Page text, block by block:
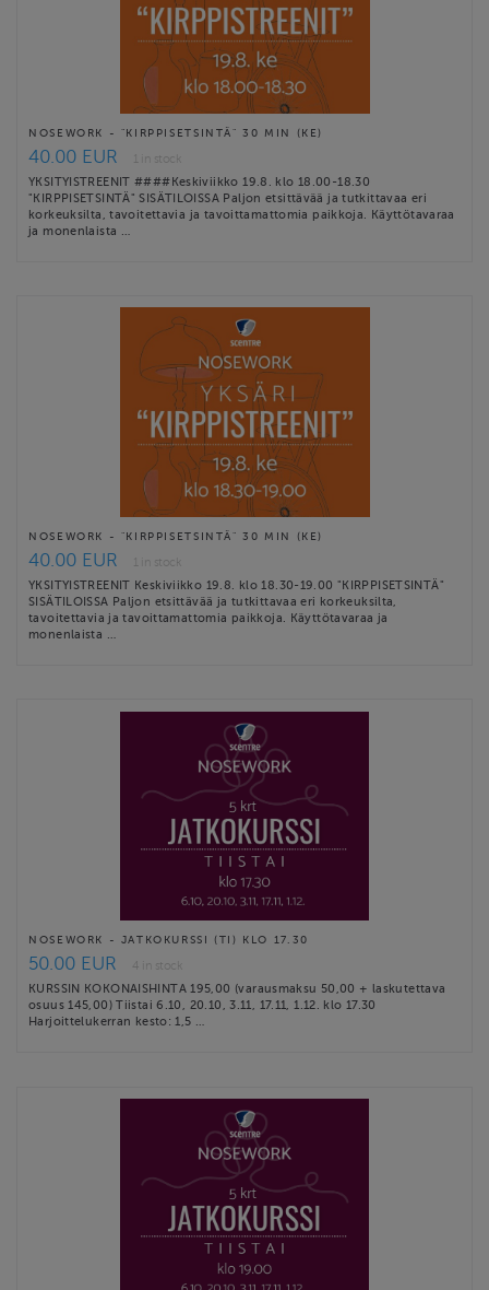
NOSEWORK - "KIRPPISETSINTÄ" 30 MIN (KE)
40.00 EUR
1 in stock
YKSITYISTREENIT ####Keskiviikko 19.8. klo 18.00-18.30
"KIRPPISETSINTÄ" SISÄTILOISSA Paljon etsittävää ja tutkittavaa eri
korkeuksilta, tavoitettavia ja tavoittamattomia paikkoja. Käyttötavaraa
ja monenlaista …
NOSEWORK - "KIRPPISETSINTÄ" 30 MIN (KE)
40.00 EUR
1 in stock
YKSITYISTREENIT Keskiviikko 19.8. klo 18.30-19.00 "KIRPPISETSINTÄ"
SISÄTILOISSA Paljon etsittävää ja tutkittavaa eri korkeuksilta,
tavoitettavia ja tavoittamattomia paikkoja. Käyttötavaraa ja
monenlaista …
NOSEWORK - JATKOKURSSI (TI) KLO 17.30
50.00 EUR
4 in stock
KURSSIN KOKONAISHINTA 195,00 (varausmaksu 50,00 + laskutettava
osuus 145,00) Tiistai 6.10, 20.10, 3.11, 17.11, 1.12. klo 17.30
Harjoittelukerran kesto: 1,5 …